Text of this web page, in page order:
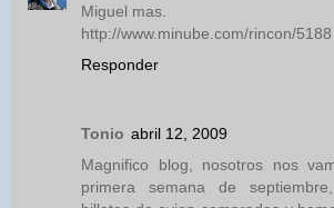
Miguel mas.
http://www.minube.com/rincon/5188
Responder
Tonio abril 12, 2009
Magnifico blog, nosotros nos
primera semana de